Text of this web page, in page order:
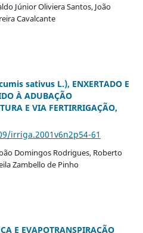
Júnior Oliviera Santos, João
Cavalcante
sativus L.), ENXERTADO E
À ADUBAÇÃO
E VIA FERTIRRIGAÇÃO,
irriga.2001v6n2p54-61
Domingos Rodrigues, Roberto
Zambello de Pinho
E EVAPOTRANSPIRAÇÃO